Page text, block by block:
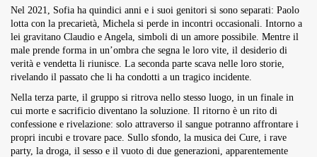
Nel 2021, Sofia ha quindici anni e i suoi genitori si sono separati: Paolo
lotta con la precarietà, Michela si perde in incontri occasionali. Intorno a
lei gravitano Claudio e Angela, simboli di un amore possibile. Mentre il
male prende forma in un’ombra che segna le loro vite, il desiderio di
verità e vendetta li riunisce. La seconda parte scava nelle loro storie,
rivelando il passato che li ha condotti a un tragico incidente.
Nella terza parte, il gruppo si ritrova nello stesso luogo, in un finale in
cui morte e sacrificio diventano la soluzione. Il ritorno è un rito di
confessione e rivelazione: solo attraverso il sangue potranno affrontare i
propri incubi e trovare pace. Sullo sfondo, la musica dei Cure, i rave
party, la droga, il sesso e il vuoto di due generazioni, apparentemente